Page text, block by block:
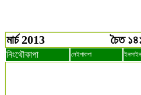
মার্চ 2013 চৈত
নিংথৌকাপা লেইপাকপা